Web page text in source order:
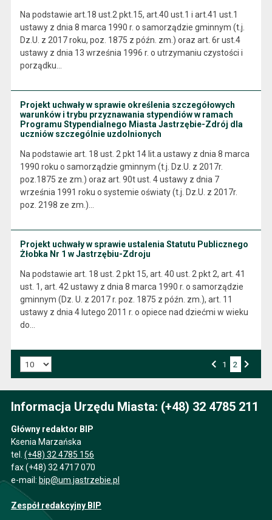
Na podstawie art.18 ust.2 pkt.15, art.40 ust.1 i art.41 ust.1
ustawy z dnia 8 marca 1990 r. o samorządzie gminnym (t.j.
Dz.U. z 2017 roku, poz. 1875 z późn. zm.) oraz art. 6r ust.4
ustawy z dnia 13 września 1996 r. o utrzymaniu czystości i
porządku…
Projekt uchwały w sprawie określenia szczegółowych
warunków i trybu przyznawania stypendiów w ramach
Programu Stypendialnego Miasta Jastrzębie-Zdrój dla
uczniów szczególnie uzdolnionych
Na podstawie art. 18 ust. 2 pkt 14 lit.a ustawy z dnia 8 marca
1990 roku o samorządzie gminnym (t.j. Dz.U. z 2017r.
poz.1875 ze zm.) oraz art. 90t ust. 4 ustawy z dnia 7
września 1991 roku o systemie oświaty (t.j. Dz.U. z 2017r.
poz. 2198 ze zm.)…
Projekt uchwały w sprawie ustalenia Statutu Publicznego
Żłobka Nr 1 w Jastrzębiu-Zdroju
Na podstawie art. 18 ust. 2 pkt 15, art. 40 ust. 2 pkt 2, art. 41
ust. 1, art. 42 ustawy z dnia 8 marca 1990 r. o samorządzie
gminnym (Dz. U. z 2017 r. poz. 1875 z późn. zm.), art. 11
ustawy z dnia 4 lutego 2011 r. o opiece nad dziećmi w wieku
do…
1 2
Informacja Urzędu Miasta: (+48) 32 4785 211
Główny redaktor BIP
Ksenia Marzańska
tel. (+48) 32 4785 156
fax (+48) 32 4717 070
e-mail: bip@um.jastrzebie.pl
Zespół redakcyjny BIP